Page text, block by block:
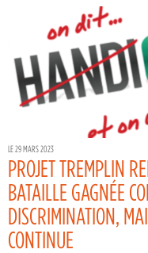
LE 29 MARS 2023
PROJET TREMPLIN
BATAILLE GAGNÉE
DISCRIMINATION,
CONTINUE